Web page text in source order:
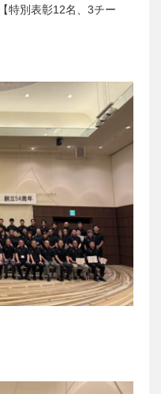
特別表彰12名、3チー